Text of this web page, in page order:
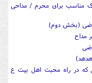
مناسب برای محرم / مداحی
(بخش دوم)
مداح
که در راه محبت اهل بیت ع